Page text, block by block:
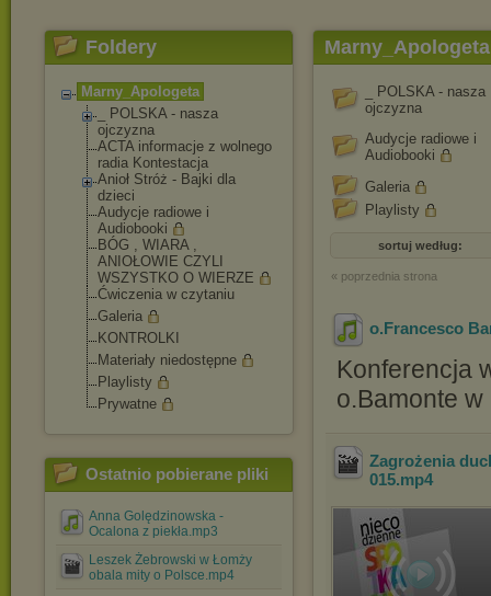
Foldery
Marny_Apologeta
_ POLSKA - nasza
ojczyzna
ACTA informacje z wolnego
radia Kontestacja
Anioł Stróż - Bajki dla
dzieci
Audycje radiowe i
Audiobooki
BÓG , WIARA ,
ANIOŁOWIE CZYLI
WSZYSTKO O WIERZE
Ćwiczenia w czytaniu
Galeria
KONTROLKI
Materiały niedostępne
Playlisty
Prywatne
Ostatnio pobierane pliki
Anna Golędzinowska -
Ocalona z piekła.mp3
Leszek Żebrowski w Łomży
obala mity o Polsce.mp4
Marny_Apologeta
_ POLSKA - nasza
ojczyzna
Audycje radiowe i
Audiobooki
Galeria
Playlisty
sortuj według:
« poprzednia strona
o.Francesco
Konferencja
o.Bamonte
Zagrożenia
015.mp4